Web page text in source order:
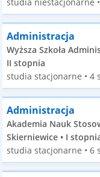
Administracja
Wyższa Szkoła
II stopnia
studia stacjonarne • 4
Administracja
Akademia Nauk
Skierniewice • I
studia stacjonarne • 6